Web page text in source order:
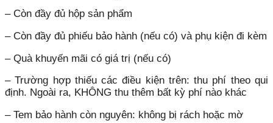
– Còn đầy đủ hộp sản phẩm
– Còn đầy đủ phiếu bảo hành (nếu có) và phụ kiện đi kèm
– Quà khuyến mãi có giá trị (nếu có)
– Trường hợp thiếu các điều kiện trên: thu phí theo qui
định. Ngoài ra, KHÔNG thu thêm bất kỳ phí nào khác
– Tem bảo hành còn nguyên: không bị rách hoặc mờ